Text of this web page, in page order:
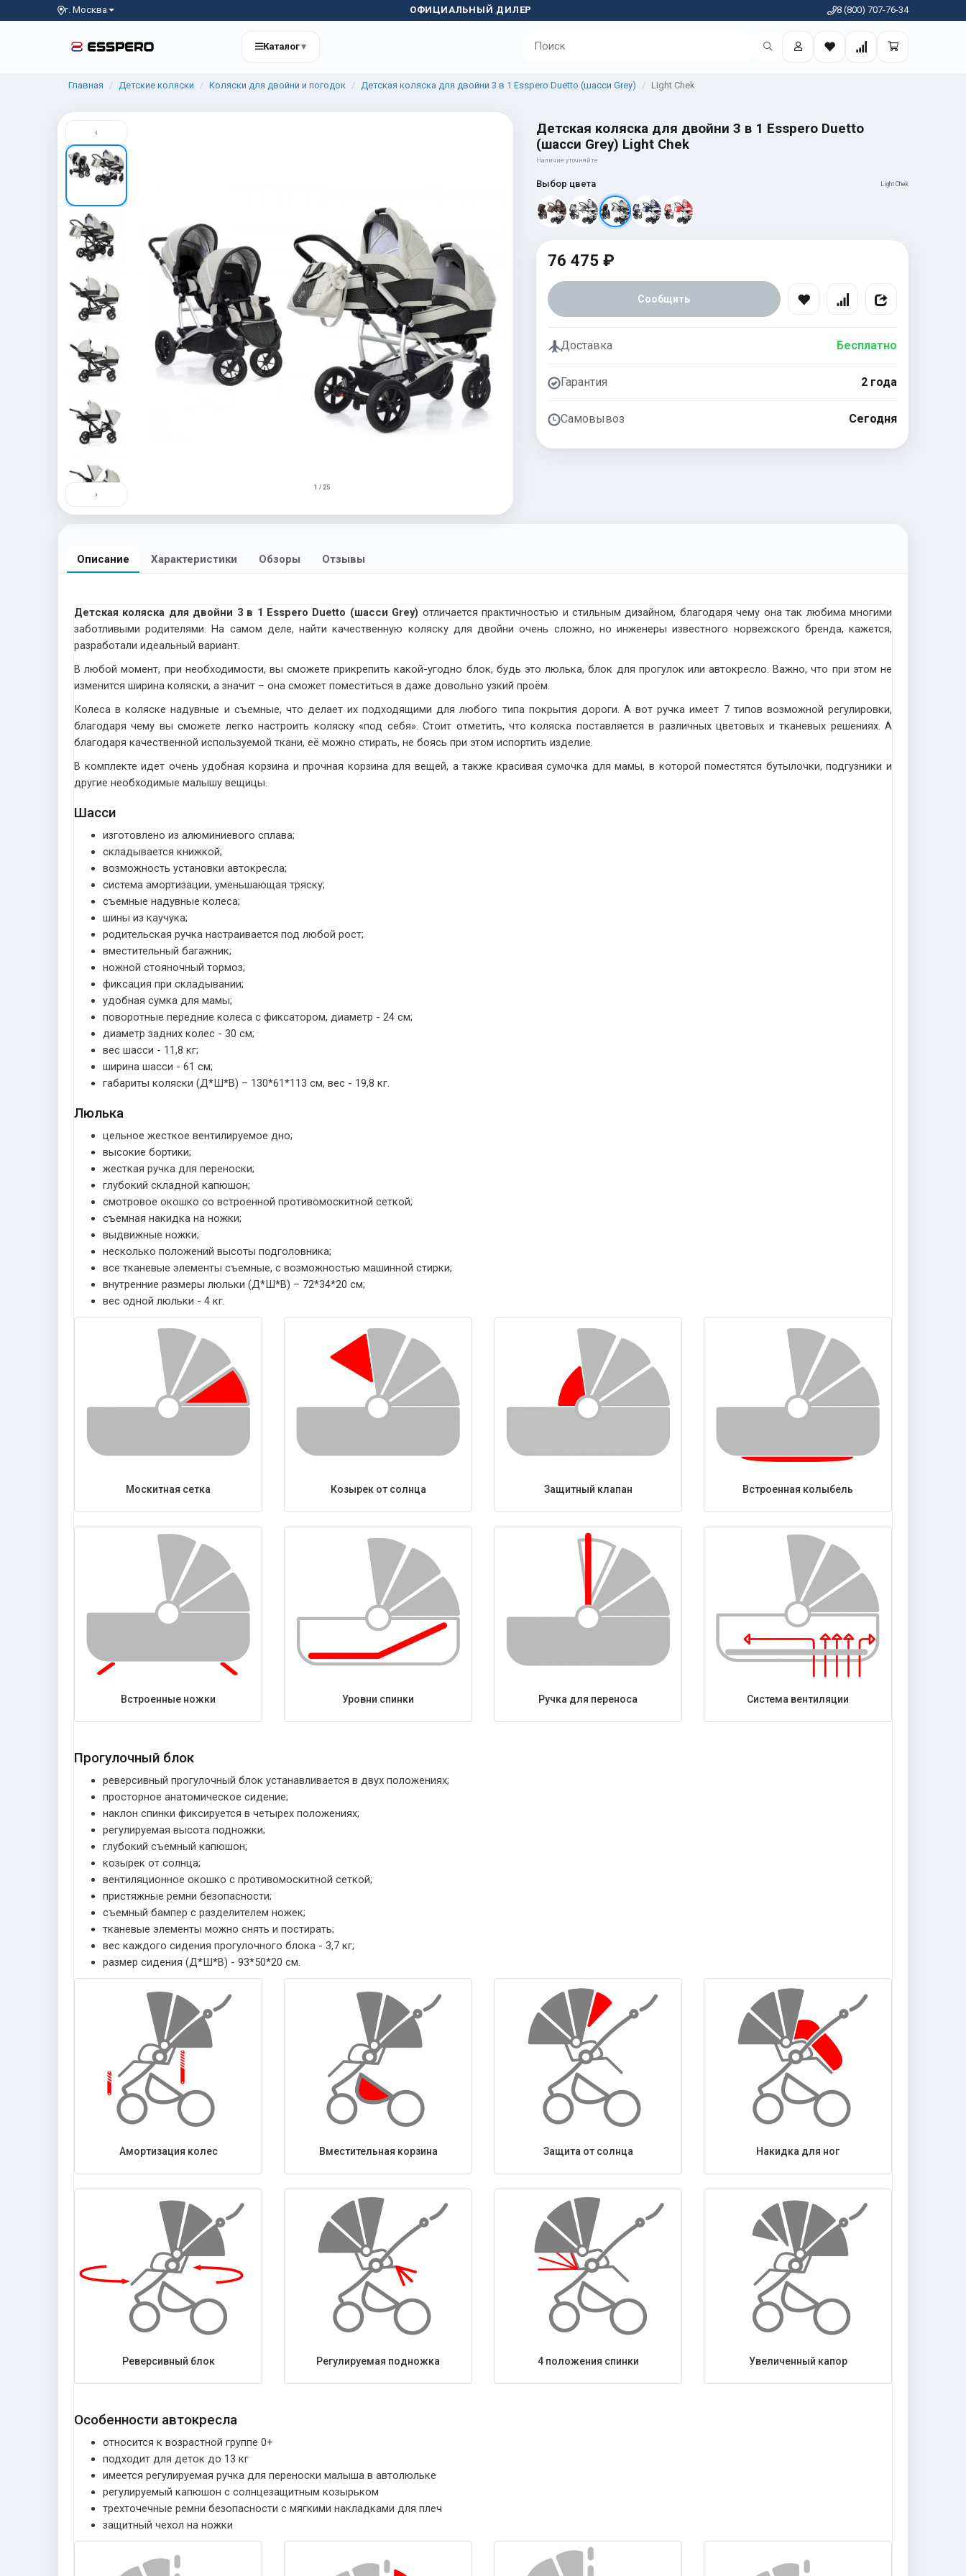
г. Москва ОФИЦИАЛЬНЫЙ ДИЛЕР 8 (800) 707-76-34
Каталог▾
Главная Детские коляски Коляски для двойни и погодок Детская коляска для двойни 3 в 1 Esspero Duetto (шасси Grey) Light Chek
‹
›
1 / 25
Детская коляска для двойни 3 в 1 Esspero Duetto
(шасси Grey) Light Chek
Наличие уточняйте
Выбор цвета Light Chek
76 475 ₽
Сообщить
Доставка Бесплатно
Гарантия 2 года
Самовывоз Сегодня
Описание Характеристики Обзоры Отзывы
Детская коляска для двойни 3 в 1 Esspero Duetto (шасси Grey) отличается практичностью и стильным дизайном, благодаря чему она так любима многими
заботливыми родителями. На самом деле, найти качественную коляску для двойни очень сложно, но инженеры известного норвежского бренда, кажется,
разработали идеальный вариант.
В любой момент, при необходимости, вы сможете прикрепить какой-угодно блок, будь это люлька, блок для прогулок или автокресло. Важно, что при этом не
изменится ширина коляски, а значит – она сможет поместиться в даже довольно узкий проём.
Колеса в коляске надувные и съемные, что делает их подходящими для любого типа покрытия дороги. А вот ручка имеет 7 типов возможной регулировки,
благодаря чему вы сможете легко настроить коляску «под себя». Стоит отметить, что коляска поставляется в различных цветовых и тканевых решениях. А
благодаря качественной используемой ткани, её можно стирать, не боясь при этом испортить изделие.
В комплекте идет очень удобная корзина и прочная корзина для вещей, а также красивая сумочка для мамы, в которой поместятся бутылочки, подгузники и
другие необходимые малышу вещицы.
Шасси
изготовлено из алюминиевого сплава;
складывается книжкой;
возможность установки автокресла;
система амортизации, уменьшающая тряску;
съемные надувные колеса;
шины из каучука;
родительская ручка настраивается под любой рост;
вместительный багажник;
ножной стояночный тормоз;
фиксация при складывании;
удобная сумка для мамы;
поворотные передние колеса с фиксатором, диаметр - 24 см;
диаметр задних колес - 30 см;
вес шасси - 11,8 кг;
ширина шасси - 61 см;
габариты коляски (Д*Ш*В) – 130*61*113 см, вес - 19,8 кг.
Люлька
цельное жесткое вентилируемое дно;
высокие бортики;
жесткая ручка для переноски;
глубокий складной капюшон;
смотровое окошко со встроенной противомоскитной сеткой;
съемная накидка на ножки;
выдвижные ножки;
несколько положений высоты подголовника;
все тканевые элементы съемные, с возможностью машинной стирки;
внутренние размеры люльки (Д*Ш*В) – 72*34*20 см;
вес одной люльки - 4 кг.
Москитная сетка Козырек от солнца Защитный клапан Встроенная колыбель
Встроенные ножки Уровни спинки Ручка для переноса Система вентиляции
Прогулочный блок
реверсивный прогулочный блок устанавливается в двух положениях;
просторное анатомическое сидение;
наклон спинки фиксируется в четырех положениях;
регулируемая высота подножки;
глубокий съемный капюшон;
козырек от солнца;
вентиляционное окошко с противомоскитной сеткой;
пристяжные ремни безопасности;
съемный бампер с разделителем ножек;
тканевые элементы можно снять и постирать;
вес каждого сидения прогулочного блока - 3,7 кг;
размер сидения (Д*Ш*В) - 93*50*20 см.
Амортизация колес Вместительная корзина Защита от солнца Накидка для ног
Реверсивный блок Регулируемая подножка 4 положения спинки Увеличенный капор
Особенности автокресла
относится к возрастной группе 0+
подходит для деток до 13 кг
имеется регулируемая ручка для переноски малыша в автолюльке
регулируемый капюшон с солнцезащитным козырьком
трехточечные ремни безопасности с мягкими накладками для плеч
защитный чехол на ножки